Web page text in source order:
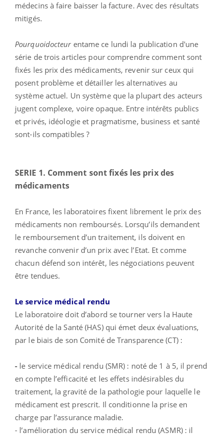
médecins à faire baisser la facture. Avec des résultats
mitigés.
Pourquoidocteur entame ce lundi la publication d'une
série de trois articles pour comprendre comment sont
fixés les prix des médicaments, revenir sur ceux qui
posent problème et détailler les alternatives au
système actuel. Un système que la plupart des acteurs
jugent complexe, voire opaque. Entre intérêts publics
et privés, idéologie et pragmatisme, business et santé
sont-ils compatibles ?
SERIE 1. Comment sont fixés les prix des
médicaments
En France, les laboratoires fixent librement le prix des
médicaments non remboursés. Lorsqu’ils demandent
le remboursement d’un traitement, ils doivent en
revanche convenir d’un prix avec l’Etat. Et comme
chacun défend son intérêt, les négociations peuvent
être tendues.
Le service médical rendu
Le laboratoire doit d’abord se tourner vers la Haute
Autorité de la Santé (HAS) qui émet deux évaluations,
par le biais de son Comité de Transparence (CT) :
- le service médical rendu (SMR) : noté de 1 à 5, il prend
en compte l’efficacité et les effets indésirables du
traitement, la gravité de la pathologie pour laquelle le
médicament est prescrit. Il conditionne la prise en
charge par l’assurance maladie.
- l’amélioration du service médical rendu (ASMR) : il